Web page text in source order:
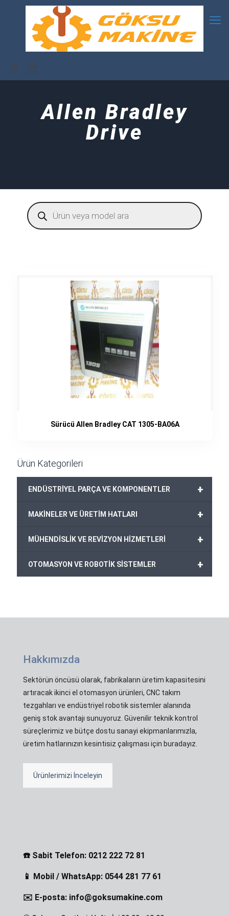
Allen Bradley
Drive
Products
search
Sürücü Allen Bradley CAT 1305-BA06A
Ürün Kategorileri
+
ENDÜSTRİYEL PARÇA VE KOMPONENTLER
+
MAKİNELER VE ÜRETİM HATLARI
+
MÜHENDİSLİK VE REVİZYON HİZMETLERİ
+
OTOMASYON VE ROBOTİK SİSTEMLER
Hakkımızda
Sektörün öncüsü olarak, fabrikaların üretim kapasitesini
artıracak ikinci el otomasyon ürünleri, CNC takım
tezgahları ve endüstriyel robotik sistemler alanında
geniş stok avantajı sunuyoruz. Güvenilir teknik kontrol
süreçlerimiz ve bütçe dostu sanayi ekipmanlarımızla,
üretim hatlarınızın kesintisiz çalışması için buradayız.
Ürünlerimizi İnceleyin
☎️ Sabit Telefon: 0212 222 72 81
📱 Mobil / WhatsApp: 0544 281 77 61
✉️ E-posta: info@goksumakine.com